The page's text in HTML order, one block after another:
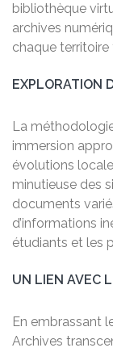
bibliothèque
archives
chaque territoire
EXPLORATION
La
immersion
évolutions
minutieuse des
documents
d’informations
étudiants et les
UN LIEN AVEC
En embrassant
Archives